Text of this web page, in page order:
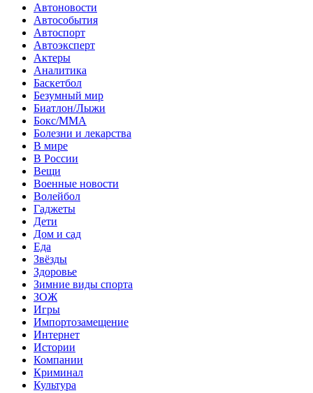
Автоновости
Автособытия
Автоспорт
Автоэксперт
Актеры
Аналитика
Баскетбол
Безумный мир
Биатлон/Лыжи
Бокс/MMA
Болезни и лекарства
В мире
В России
Вещи
Военные новости
Волейбол
Гаджеты
Дети
Дом и сад
Еда
Звёзды
Здоровье
Зимние виды спорта
ЗОЖ
Игры
Импортозамещение
Интернет
Истории
Компании
Криминал
Культура